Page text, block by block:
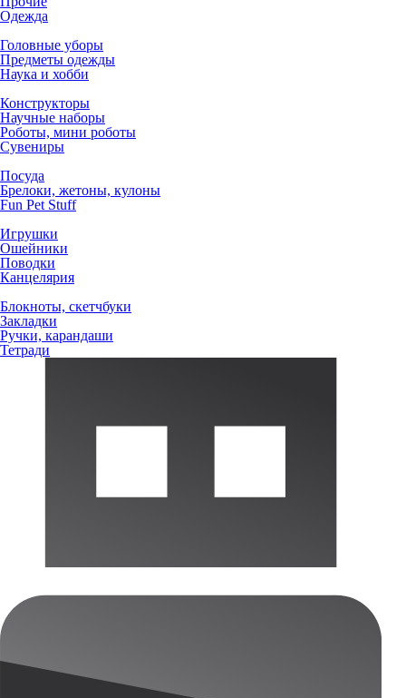
Одежда
Головные уборы
Предметы одежды
Наука и хобби
Конструкторы
Научные наборы
Роботы, мини роботы
Сувениры
Посуда
Брелоки, жетоны, кулоны
Fun Pet Stuff
Игрушки
Ошейники
Поводки
Канцелярия
Блокноты, скетчбуки
Закладки
Ручки, карандаши
Тетради